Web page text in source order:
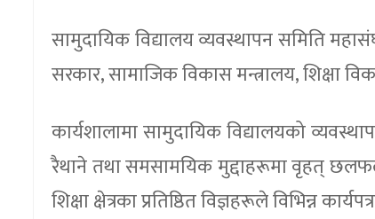
सामुदायिक विद्यालय व्यवस्थापन समिति
सरकार, सामाजिक विकास मन्त्रालय, शिक्षा
कार्यशालामा सामुदायिक विद्यालयको
रैथाने तथा समसामयिक मुद्दाहरूमा वृहत्
शिक्षा क्षेत्रका प्रतिष्ठित विज्ञहरूले विभिन्न